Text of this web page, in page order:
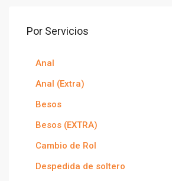
Por Servicios
Anal
Anal (Extra)
Besos
Besos (EXTRA)
Cambio de Rol
Despedida de soltero